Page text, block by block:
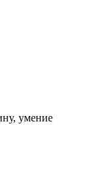
умение